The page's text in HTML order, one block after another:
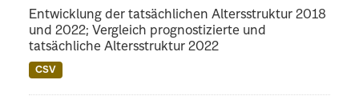
Entwicklung der tatsächlichen Altersstruktur 2018
und 2022; Vergleich prognostizierte und
tatsächliche Altersstruktur 2022
CSV